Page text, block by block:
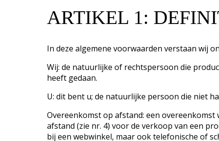
ARTIKEL 1:
In deze algemene voorwaarden verstaan wij
Wij: de natuurlijke of rechtspersoon die
heeft gedaan.
U: dit bent u; de natuurlijke persoon die niet
Overeenkomst op afstand: een
afstand (zie nr. 4) voor de verkoop van een
bij een webwinkel, maar ook telefonische of